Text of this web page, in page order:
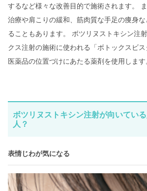
するなど様々な改善目的で施術されます。
治療や肩こりの緩和、筋肉質な手足の痩身
ることもあります。 ボツリヌストキシン注
クス注射の施術に使われる「ボトックスビ
医薬品の位置づけにあたる薬剤を使用します
ボツリヌストキシン注射が向いてい
人？
表情じわが気になる